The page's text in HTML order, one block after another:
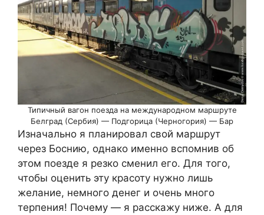
Типичный вагон поезда на международном маршруте
Белград (Сербия) — Подгорица (Черногория) — Бар
Изначально я планировал свой маршрут
через Боснию, однако именно вспомнив об
этом поезде я резко сменил его. Для того,
чтобы оценить эту красоту нужно лишь
желание, немного денег и очень много
терпения! Почему — я расскажу ниже. А для